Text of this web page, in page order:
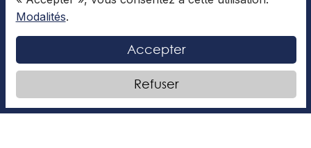
LIRE LA SUITE »
Articles collaboratifs 6 février 2026
Modalités.
Accepter
Refuser